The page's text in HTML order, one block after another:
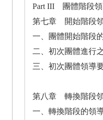
Part III 團體階段
第七章 開始階段
一、團體開始階段
二、初次團體進行
三、初次團體領導
第八章 轉換階段
一、轉換階段的領